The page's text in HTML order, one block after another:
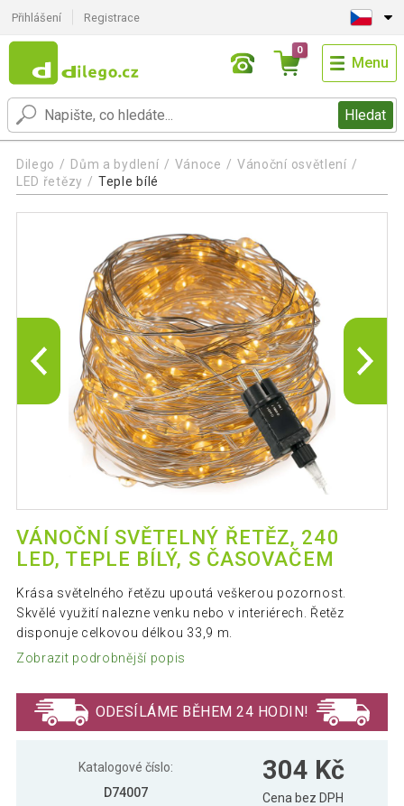
Přihlášení Registrace
Hledat
0
Menu
Dilego Dům a bydlení Vánoce
Vánoční osvětlení
LED řetězy
Teple bílé
VÁNOČNÍ SVĚTELNÝ ŘETĚZ, 240
LED, TEPLE BÍLÝ, S ČASOVAČEM
Krása světelného řetězu upoutá veškerou pozornost.
Skvělé využití nalezne venku nebo v interiérech. Řetěz
disponuje celkovou délkou 33,9 m.
Zobrazit podrobnější popis
ODESÍLÁME BĚHEM 24 HODIN!
Katalogové číslo:
D74007
304 Kč
Cena bez DPH